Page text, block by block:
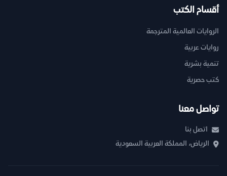
أقسام الكتب
الروايات العالمية المترجمة
روايات عربية
تنمية بشرية
كتب حصرية
تواصل معنا
اتصل بنا
الرياض، المملكة العربية السعودية